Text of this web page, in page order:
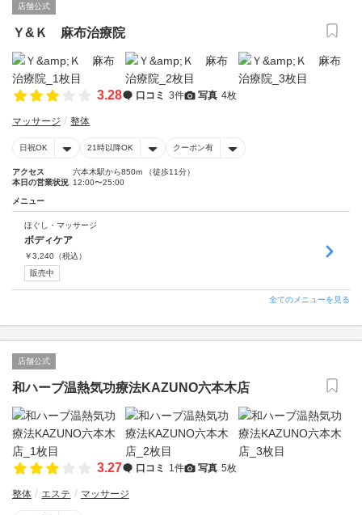
店舗公式
Ｙ&Ｋ 麻布治療院
3.28 口コミ 3件 写真 4枚
マッサージ 整体
日祝OK 21時以降OK クーポン有
アクセス
六本木駅から850m （徒歩11分）
本日の営業状況 12:00〜25:00
メニュー
ほぐし・マッサージ
ボディケア
￥3,240 （税込）
販売中
全てのメニューを見る
店舗公式
和ハーブ温熱気功療法KAZUNO六本木店
3.27 口コミ 1件 写真 5枚
整体 エステ マッサージ